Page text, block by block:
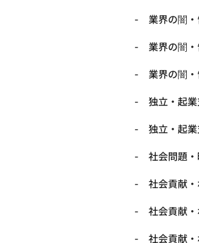
業界の闇
業界の闇
業界の闇
独立・起
独立・起
社会問題
社会貢献
社会貢献
社会貢献